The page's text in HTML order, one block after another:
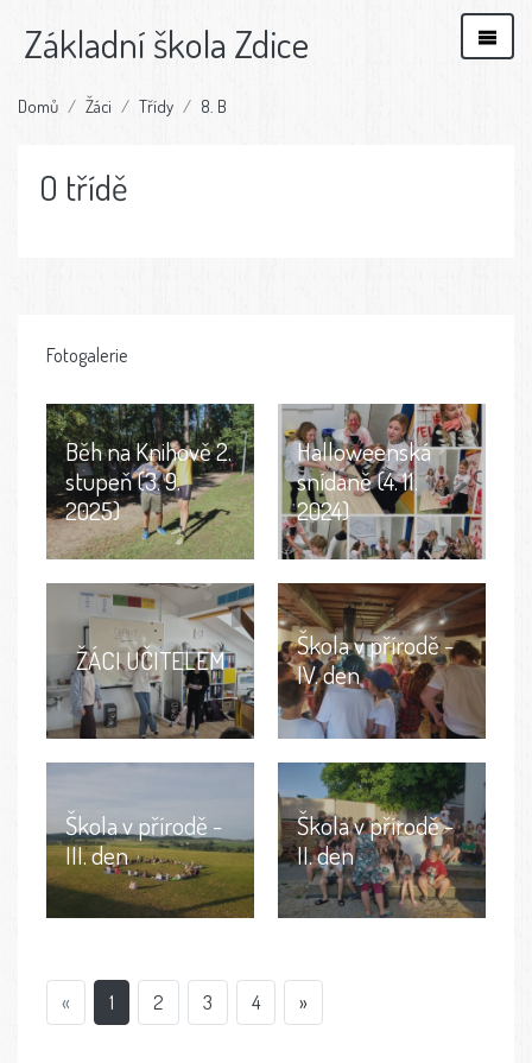
Základní škola Zdice
Domů Žáci Třídy 8. B
O třídě
Fotogalerie
Běh na Knihově 2.
stupeň (3. 9.
2025)
Halloweenská
snídaně (4. 11.
2024)
ŽÁCI UČITELEM
Škola v přírodě -
IV. den
Škola v přírodě -
III. den
Škola v přírodě -
II. den
« 1 2 3 4 »